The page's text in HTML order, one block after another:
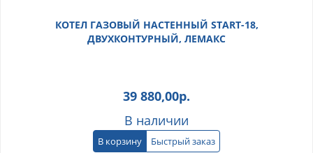
КОТЕЛ ГАЗОВЫЙ НАСТЕННЫЙ START-18,
ДВУХКОНТУРНЫЙ, ЛЕМАКС
39 880,00р.
В наличии
В корзину Быстрый заказ